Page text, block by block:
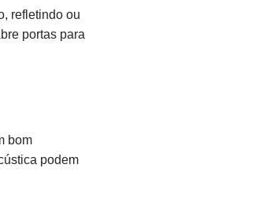
refletindo ou
portas para
bom
podem